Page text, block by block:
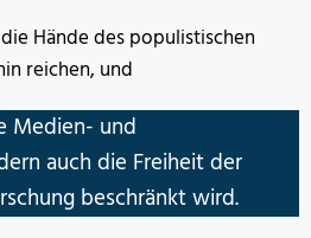
Hände des populistischen
reichen, und
Medien- und
auch die Freiheit der
beschränkt wird.